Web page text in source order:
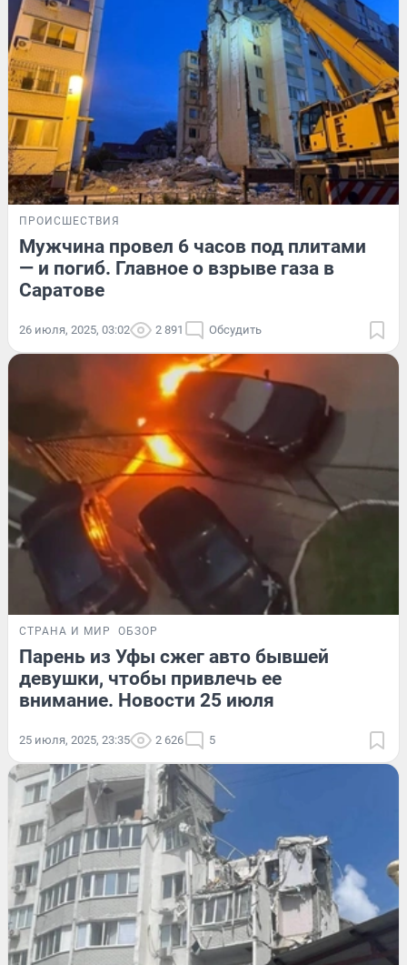
ПРОИСШЕСТВИЯ
Мужчина провел 6 часов под плитами
— и погиб. Главное о взрыве газа в
Саратове
26 июля, 2025, 03:02 2 891 Обсудить
СТРАНА И МИР ОБЗОР
Парень из Уфы сжег авто бывшей
девушки, чтобы привлечь ее
внимание. Новости 25 июля
25 июля, 2025, 23:35 2 626 5